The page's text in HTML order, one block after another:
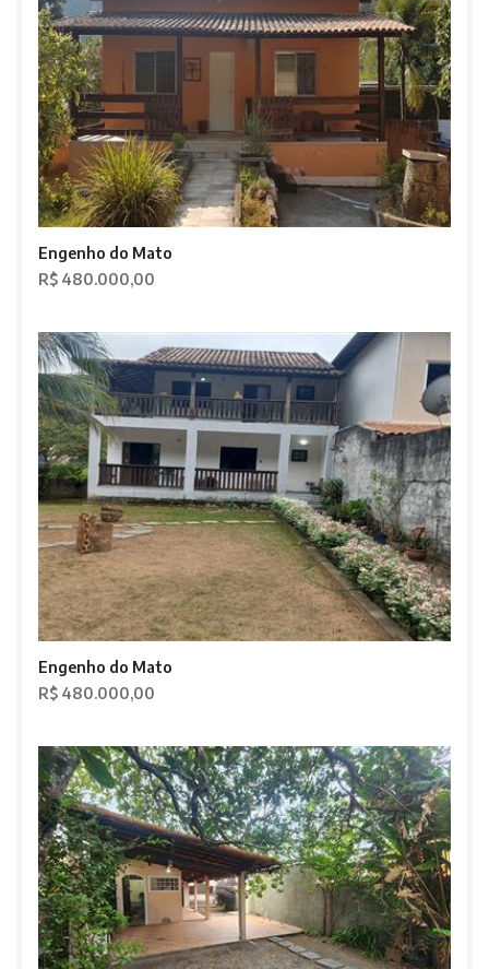
Engenho do Mato
R$ 480.000,00
Engenho do Mato
R$ 480.000,00